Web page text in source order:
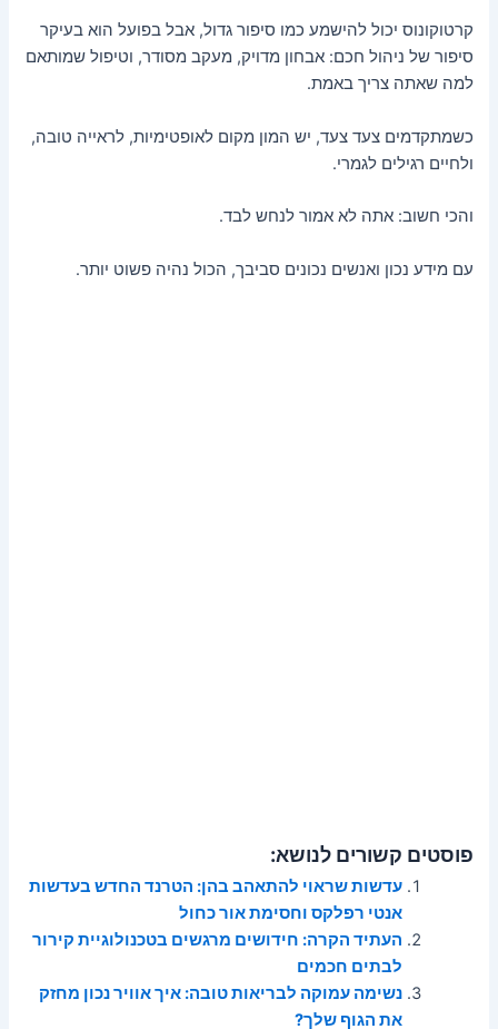
קרטוקונוס יכול להישמע כמו סיפור גדול, אבל בפועל הוא בעיקר
סיפור של ניהול חכם: אבחון מדויק, מעקב מסודר, וטיפול שמותאם
למה שאתה צריך באמת.
כשמתקדמים צעד צעד, יש המון מקום לאופטימיות, לראייה טובה,
ולחיים רגילים לגמרי.
והכי חשוב: אתה לא אמור לנחש לבד.
עם מידע נכון ואנשים נכונים סביבך, הכול נהיה פשוט יותר.
פוסטים קשורים לנושא:
עדשות שראוי להתאהב בהן: הטרנד החדש בעדשות
אנטי רפלקס וחסימת אור כחול
העתיד הקרה: חידושים מרגשים בטכנולוגיית קירור
לבתים חכמים
נשימה עמוקה לבריאות טובה: איך אוויר נכון מחזק
את הגוף שלך?